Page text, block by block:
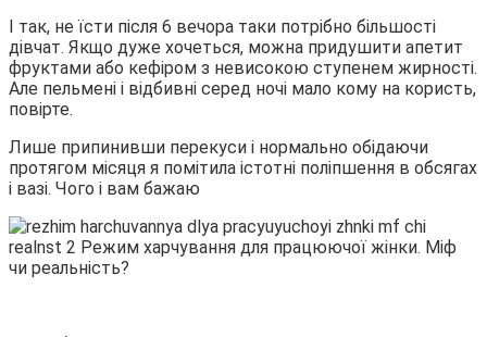
І так, не їсти після 6 вечора таки потрібно більшості
дівчат. Якщо дуже хочеться, можна придушити апетит
фруктами або кефіром з невисокою ступенем жирності.
Але пельмені і відбивні серед ночі мало кому на користь,
повірте.
Лише припинивши перекуси і нормально обідаючи
протягом місяця я помітила істотні поліпшення в обсягах
і вазі. Чого і вам бажаю